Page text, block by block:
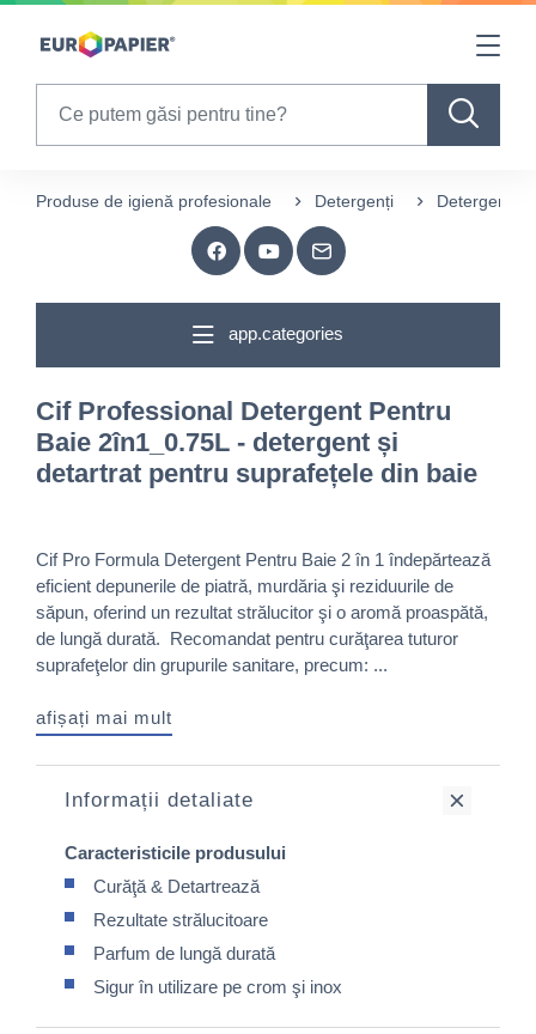
Table Of Content
Produse de igienă profesionale Detergenți Detergenți
app.categories
Cif Professional Detergent Pentru
Baie 2în1_0.75L - detergent și
detartrat pentru suprafețele din baie
Cif Pro Formula Detergent Pentru Baie 2 în 1 îndepărtează
eficient depunerile de piatră, murdăria şi reziduurile de
săpun, oferind un rezultat strălucitor şi o aromă proaspătă,
de lungă durată. Recomandat pentru curăţarea tuturor
suprafeţelor din grupurile sanitare, precum: ...
afișați mai mult
Informații detaliate
Caracteristicile produsului
Curăţă & Detartrează
Rezultate strălucitoare
Parfum de lungă durată
Sigur în utilizare pe crom şi inox